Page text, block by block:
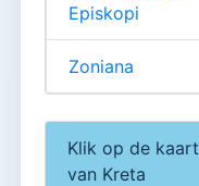
Episkopi
Zoniana
Klik op de kaart
van Kreta